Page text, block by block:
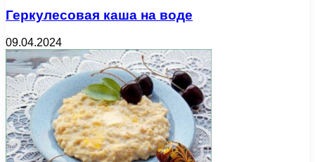
Геркулесовая каша на воде
09.04.2024